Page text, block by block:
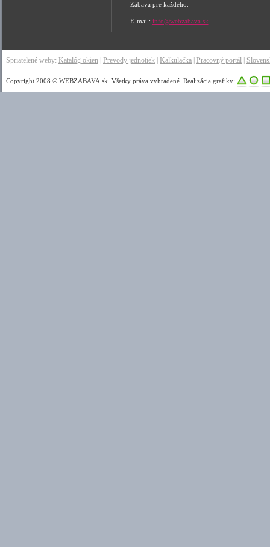
Zábava pre každého.
E-mail: info@webzabava.sk
Spriatelené weby: Katalóg okien Prevody jednotiek Kalkulačka Pracovný portál
Copyright 2008 © WEBZABAVA.sk. Všetky práva vyhradené. Realizácia grafiky: